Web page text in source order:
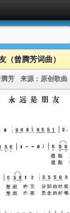
（曾腾芳词曲）
腾芳 来源： 原创歌曲